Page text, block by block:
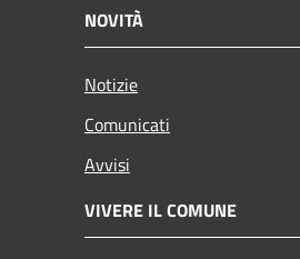
NOVITÀ
Notizie
Comunicati
Avvisi
VIVERE IL COMUNE